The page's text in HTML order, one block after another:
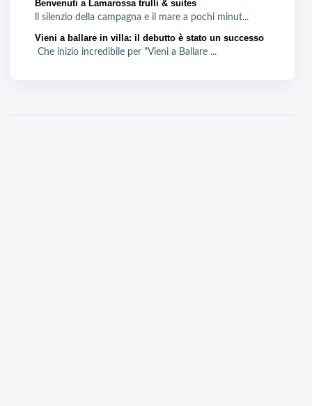
Benvenuti a Lamarossa trulli & suites
ll silenzio della campagna e il mare a pochi minut...
Vieni a ballare in villa: il debutto è stato un successo
Che inizio incredibile per "Vieni a Ballare ...